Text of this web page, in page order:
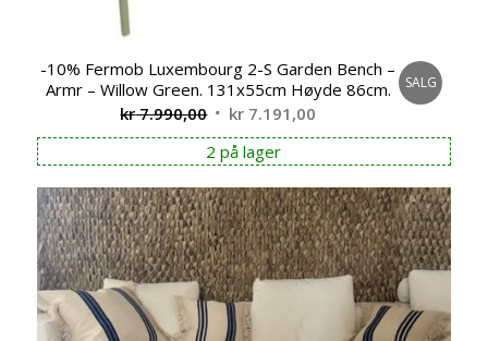
-10% Fermob Luxembourg 2-S Garden Bench –
Armr – Willow Green. 131x55cm Høyde 86cm.
kr7.990,00 Opprinnelig
pris
var:
kr 7.990,00.
kr 7.191,00
pris
er:
kr 7.191,00.
SALG
2 på lager